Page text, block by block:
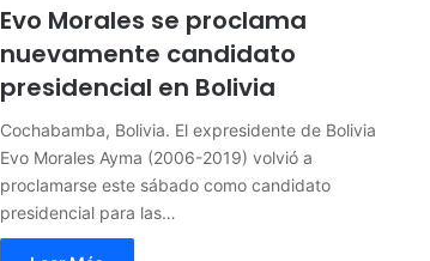
Evo Morales se proclama
nuevamente candidato
presidencial en Bolivia
Cochabamba, Bolivia. El expresidente de Bolivia
Evo Morales Ayma (2006-2019) volvió a
proclamarse este sábado como candidato
presidencial para las…